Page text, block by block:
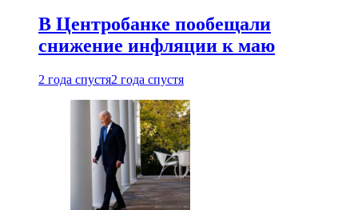
В Центробанке пообещали
снижение инфляции к маю
2 года спустя2 года спустя